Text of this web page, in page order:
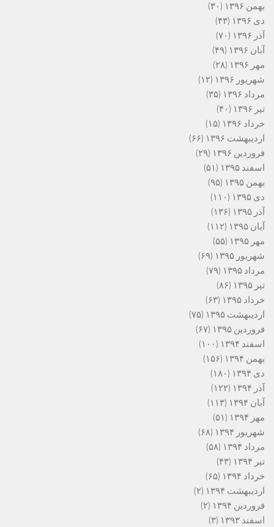
بهمن ۱۳۹۶
(۳۰)
دی ۱۳۹۶
(۴۳)
آذر ۱۳۹۶
(۷۰)
آبان ۱۳۹۶
(۴۹)
مهر ۱۳۹۶
(۲۸)
شهریور ۱۳۹۶
(۱۲)
مرداد ۱۳۹۶
(۳۵)
تیر ۱۳۹۶
(۴۰)
خرداد ۱۳۹۶
(۱۵)
اردیبهشت ۱۳۹۶
(۶۶)
فروردین ۱۳۹۶
(۲۹)
اسفند ۱۳۹۵
(۵۱)
بهمن ۱۳۹۵
(۹۵)
دی ۱۳۹۵
(۱۱۰)
آذر ۱۳۹۵
(۱۳۶)
آبان ۱۳۹۵
(۱۱۲)
مهر ۱۳۹۵
(۵۵)
شهریور ۱۳۹۵
(۶۹)
مرداد ۱۳۹۵
(۷۹)
تیر ۱۳۹۵
(۸۶)
خرداد ۱۳۹۵
(۶۳)
اردیبهشت ۱۳۹۵
(۷۵)
فروردین ۱۳۹۵
(۶۷)
اسفند ۱۳۹۴
(۱۰۰)
بهمن ۱۳۹۴
(۱۵۶)
دی ۱۳۹۴
(۱۸۰)
آذر ۱۳۹۴
(۱۲۲)
آبان ۱۳۹۴
(۱۱۳)
مهر ۱۳۹۴
(۵۱)
شهریور ۱۳۹۴
(۶۸)
مرداد ۱۳۹۴
(۵۸)
تیر ۱۳۹۴
(۴۳)
خرداد ۱۳۹۴
(۶۵)
اردیبهشت ۱۳۹۴
(۲)
فروردین ۱۳۹۴
(۲)
اسفند ۱۳۹۳
(۳)